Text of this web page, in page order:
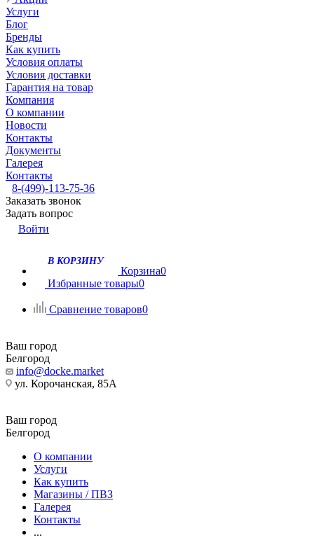
Услуги
Блог
Бренды
Как купить
Условия оплаты
Условия доставки
Гарантия на товар
Компания
О компании
Новости
Контакты
Документы
Галерея
Контакты
8-(499)-113-75-36
Заказать звонок
Задать вопрос
Войти
В КОРЗИНУ
Корзина0
Избранные товары0
Сравнение товаров0
Ваш город
Белгород
info@docke.market
ул. Корочанская, 85А
Ваш город
Белгород
О компании
Услуги
Как купить
Магазины / ПВЗ
Галерея
Контакты
...